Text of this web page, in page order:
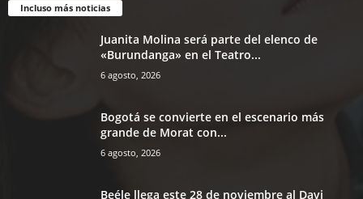
Incluso más noticias
Juanita Molina será parte del elenco de
«Burundanga» en el Teatro...
6 agosto, 2026
Bogotá se convierte en el escenario más
grande de Morat con...
6 agosto, 2026
Beéle llega este 28 de noviembre al Davi